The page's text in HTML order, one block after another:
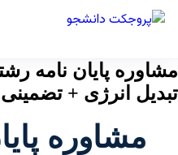
مشاوره پایان نامه
تبدیل انرژی + تضمینی
مشاوره